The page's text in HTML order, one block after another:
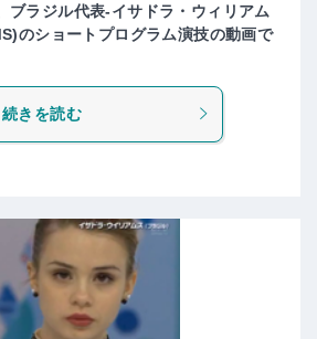
ブラジル代表-イサドラ・ウィリアム
のショートプログラム演技の動画で
続きを読む